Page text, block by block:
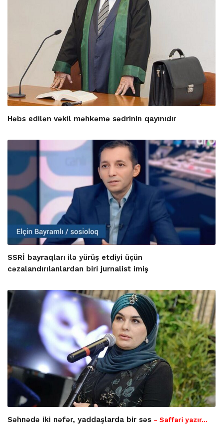
Həbs edilən vəkil məhkəmə sədrinin qayınıdır
SSRİ bayraqları ilə yürüş etdiyi üçün
cəzalandırılanlardan biri jurnalist imiş
Səhnədə iki nəfər, yaddaşlarda bir səs - Saffari yazır…